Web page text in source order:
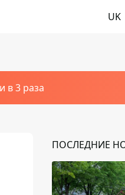
UK
в 3 раза
ПОСЛЕДНИЕ